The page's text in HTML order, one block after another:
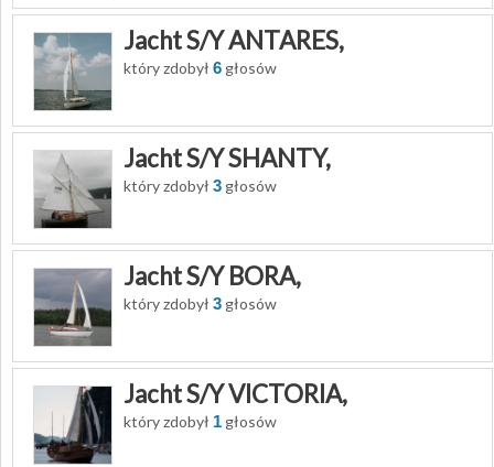
Jacht S/Y ANTARES,
który zdobył6 głosów
Jacht S/Y SHANTY,
który zdobył3 głosów
Jacht S/Y BORA,
który zdobył3 głosów
Jacht S/Y VICTORIA,
który zdobył 1 głosów